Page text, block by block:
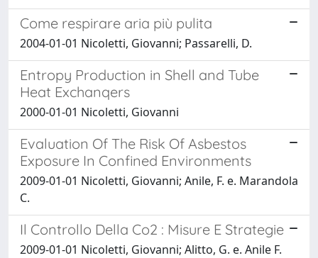
Come respirare aria più pulita
2004-01-01 Nicoletti, Giovanni; Passarelli, D.
Entropy Production in Shell and Tube
Heat Exchanqers
2000-01-01 Nicoletti, Giovanni
Evaluation Of The Risk Of Asbestos
Exposure In Confined Environments
2009-01-01 Nicoletti, Giovanni; Anile, F. e. Marandola
C.
Il Controllo Della Co2 : Misure E Strategie
2009-01-01 Nicoletti, Giovanni; Alitto, G. e. Anile F.